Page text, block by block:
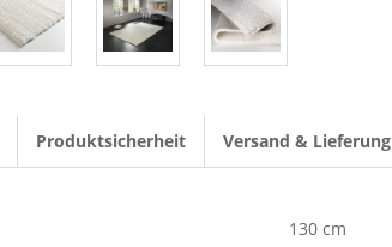
Produktsicherheit Versand & Lieferung
130 cm